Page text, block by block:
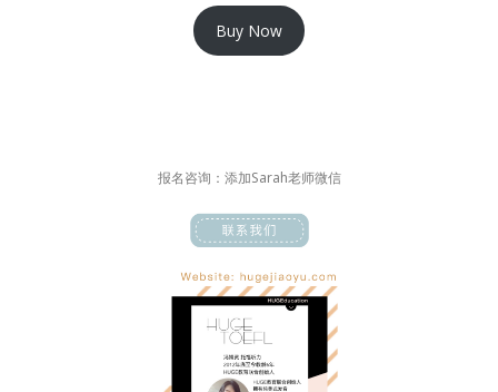
Buy Now
报名咨询：添加Sarah老师微信